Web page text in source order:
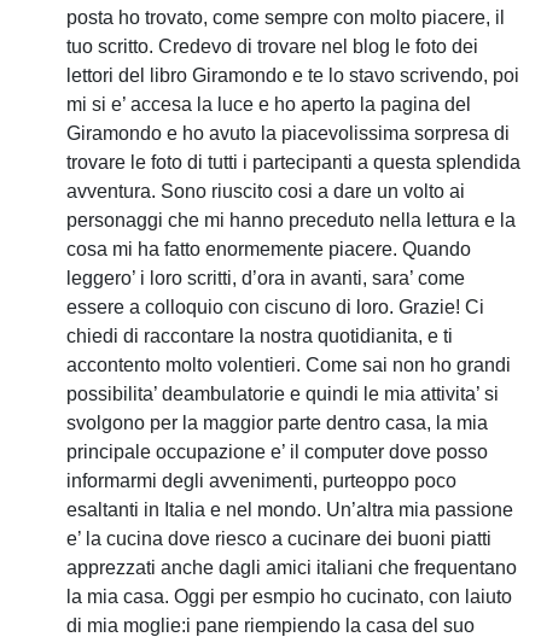
posta ho trovato, come sempre con molto piacere, il
tuo scritto. Credevo di trovare nel blog le foto dei
lettori del libro Giramondo e te lo stavo scrivendo, poi
mi si e’ accesa la luce e ho aperto la pagina del
Giramondo e ho avuto la piacevolissima sorpresa di
trovare le foto di tutti i partecipanti a questa splendida
avventura. Sono riuscito cosi a dare un volto ai
personaggi che mi hanno preceduto nella lettura e la
cosa mi ha fatto enormemente piacere. Quando
leggero’ i loro scritti, d’ora in avanti, sara’ come
essere a colloquio con ciscuno di loro. Grazie! Ci
chiedi di raccontare la nostra quotidianita, e ti
accontento molto volentieri. Come sai non ho grandi
possibilita’ deambulatorie e quindi le mia attivita’ si
svolgono per la maggior parte dentro casa, la mia
principale occupazione e’ il computer dove posso
informarmi degli avvenimenti, purteoppo poco
esaltanti in Italia e nel mondo. Un’altra mia passione
e’ la cucina dove riesco a cucinare dei buoni piatti
apprezzati anche dagli amici italiani che frequentano
la mia casa. Oggi per esmpio ho cucinato, con laiuto
di mia moglie:i pane riempiendo la casa del suo